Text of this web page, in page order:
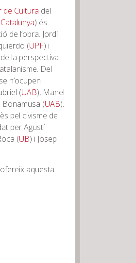
de Cultura del
) és
de l’obra. Jordi
(UPF) i
la perspectiva
Del
n’ocupen
(UAB), Manel
Bonamusa (UAB).
pel civisme de
per Agustí
(UB) i Josep
aquesta